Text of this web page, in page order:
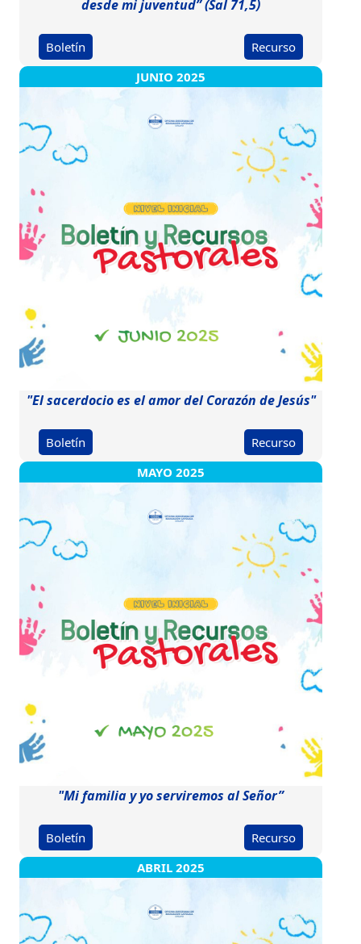
desde mi juventud” (Sal 71,5)
Boletín
Recurso
JUNIO 2025
"El sacerdocio es el amor del Corazón de Jesús"
Boletín
Recurso
MAYO 2025
"Mi familia y yo serviremos al Señor”
Boletín
Recurso
ABRIL 2025